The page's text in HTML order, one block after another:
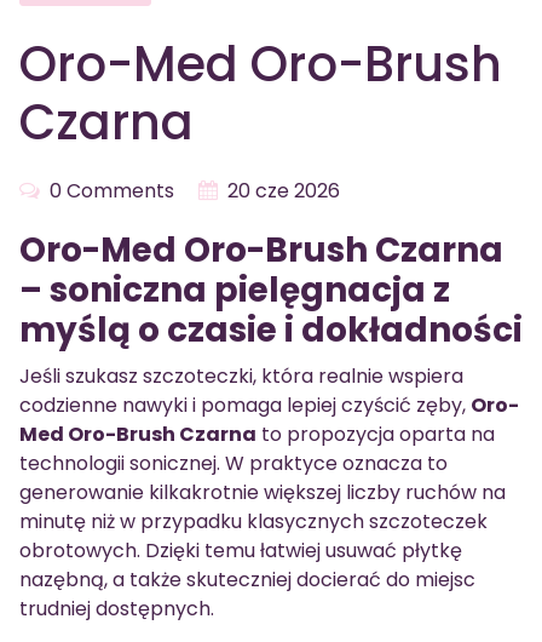
Oro-Med Oro-Brush
Czarna
0 Comments 20 cze 2026
Oro-Med Oro-Brush Czarna
– soniczna pielęgnacja z
myślą o czasie i dokładności
Jeśli szukasz szczoteczki, która realnie wspiera
codzienne nawyki i pomaga lepiej czyścić zęby, Oro-
Med Oro-Brush Czarna to propozycja oparta na
technologii sonicznej. W praktyce oznacza to
generowanie kilkakrotnie większej liczby ruchów na
minutę niż w przypadku klasycznych szczoteczek
obrotowych. Dzięki temu łatwiej usuwać płytkę
nazębną, a także skuteczniej docierać do miejsc
trudniej dostępnych.